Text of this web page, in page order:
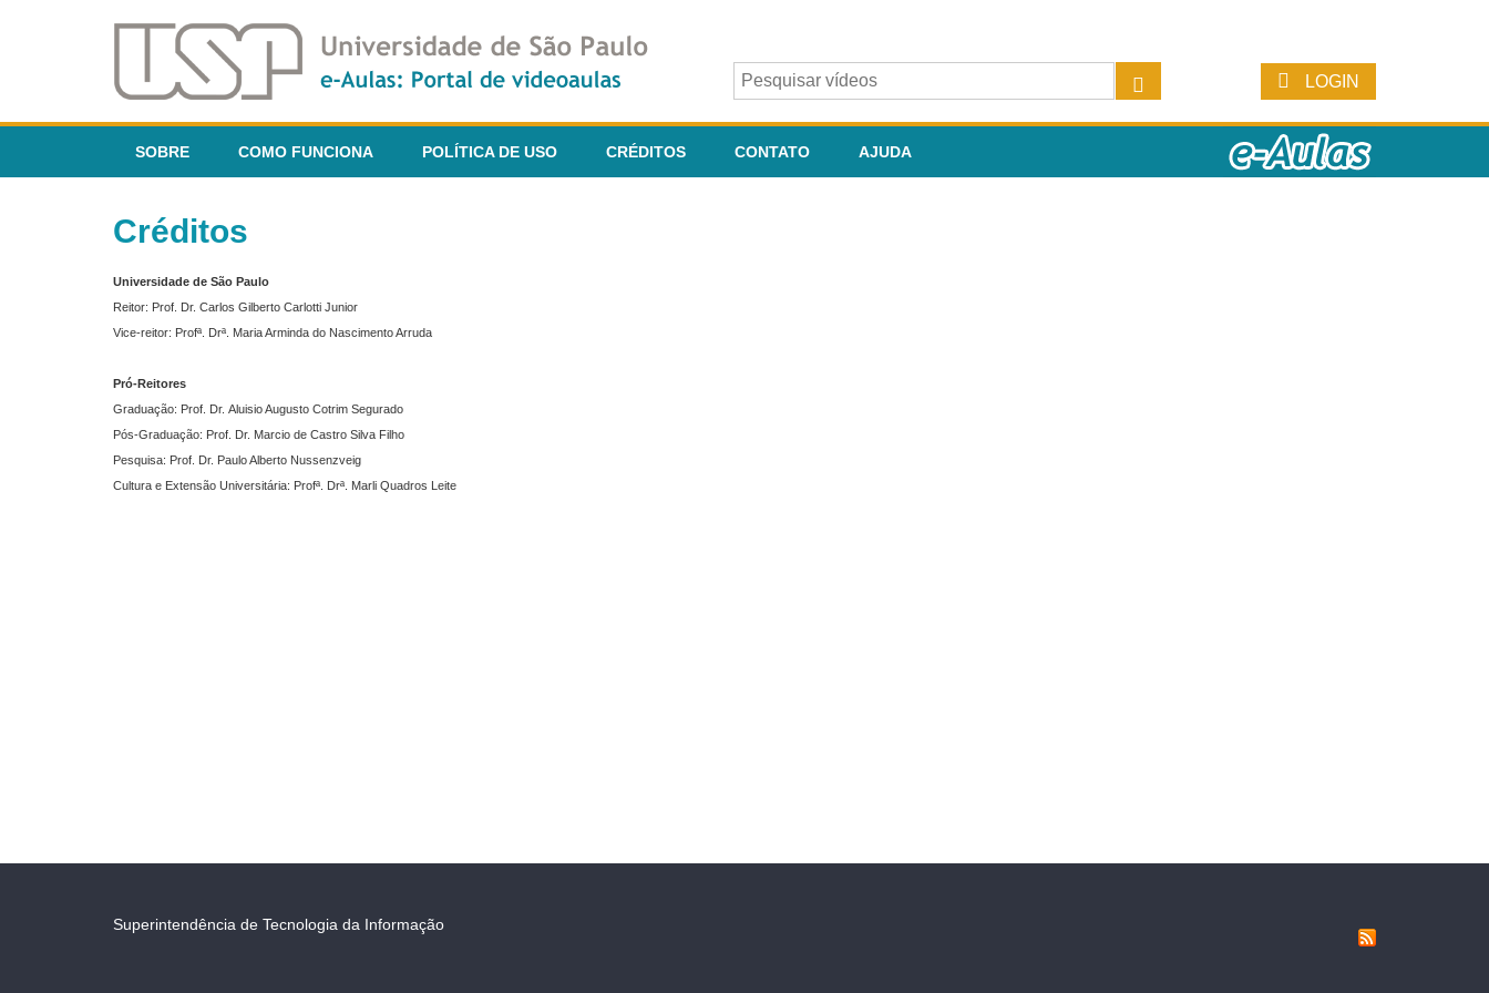
LOGIN
SOBRE COMO FUNCIONA POLÍTICA DE USO CRÉDITOS CONTATO AJUDA
Créditos
Universidade de São Paulo
Reitor: Prof. Dr. Carlos Gilberto Carlotti Junior
Vice-reitor: Profª. Drª. Maria Arminda do Nascimento Arruda
Pró-Reitores
Graduação: Prof. Dr. Aluisio Augusto Cotrim Segurado
Pós-Graduação: Prof. Dr. Marcio de Castro Silva Filho
Pesquisa: Prof. Dr. Paulo Alberto Nussenzveig
Cultura e Extensão Universitária: Profª. Drª. Marli Quadros Leite
Superintendência de Tecnologia da Informação